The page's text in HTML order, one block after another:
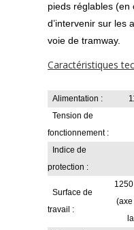
pieds réglables (en
d’intervenir sur les
voie de tramway.
Caractéristiques
Alimentation :
Tension de
fonctionnement :
Indice de
protection :
Surface de
travail :
(axe